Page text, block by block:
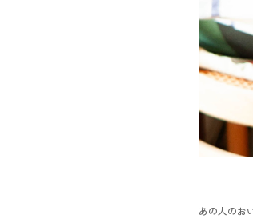
あの人のお